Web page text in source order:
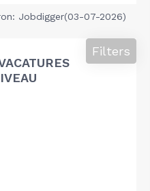
Jobdigger(03-07-2026)
Filters